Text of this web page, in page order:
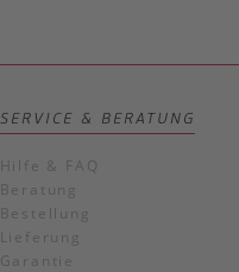
SERVICE & BERATUNG
Hilfe & FAQ
Beratung
Bestellung
Lieferung
Garantie